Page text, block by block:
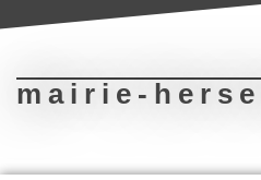
mairie-